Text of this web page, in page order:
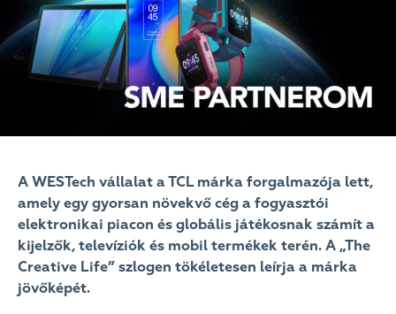
A WESTech vállalat a TCL márka forgalmazója lett,
amely egy gyorsan növekvő cég a fogyasztói
elektronikai piacon és globális játékosnak számít a
kijelzők, televíziók és mobil termékek terén. A „The
Creative Life” szlogen tökéletesen leírja a márka
jövőképét.